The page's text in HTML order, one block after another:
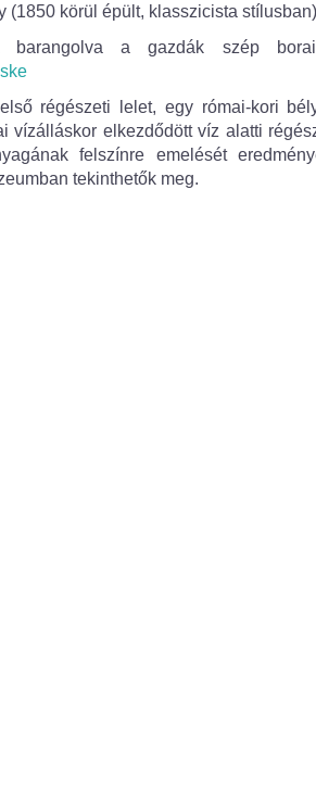
(1850 körül épült, klasszicista stílusban)
a gazdák szép
régészeti lelet, egy római-kori
vízálláskor elkezdődött víz alatti
felszínre emelését
tekinthetők meg.